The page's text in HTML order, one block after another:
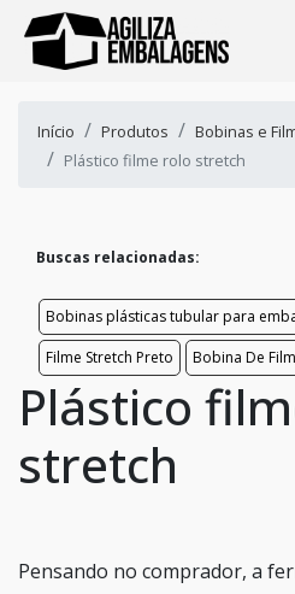
Início Produtos
Bobinas e
Plástico filme rolo stretch
Buscas relacionadas:
Bobinas plásticas tubular para
Filme Stretch Preto
Bobina De
Plástico
stretch
Pensando no comprador, a